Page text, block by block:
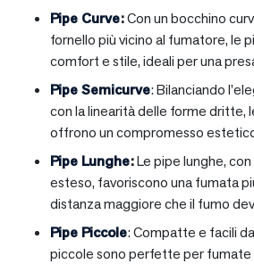
Pipe Curve:Con un bocchino
fornello più vicino al fumatore, le
comfort e stile, ideali per una
Pipe Semicurve: Bilanciando
con la linearità delle forme dritte,
offrono un compromesso
Pipe Lunghe:Le pipe lunghe,
esteso, favoriscono una fumata
distanza maggiore che il fumo
Pipe Piccole: Compatte e facili
piccole sono perfette per fumate